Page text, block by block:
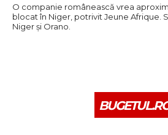
O companie românească vrea
blocat în Niger, potrivit Jeune Afrique.
Niger și Orano.